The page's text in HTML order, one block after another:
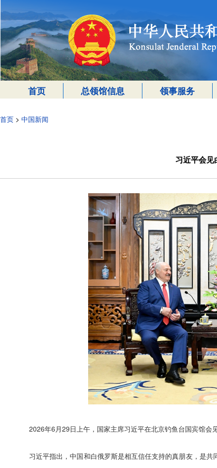
首页 总领馆信息 领事服务
首页 > 中国新闻
习近平会
2026年6月29日上午，国家主席习近平在北京钓鱼台国宾馆会
习近平指出，中国和白俄罗斯是相互信任支持的真朋友，是